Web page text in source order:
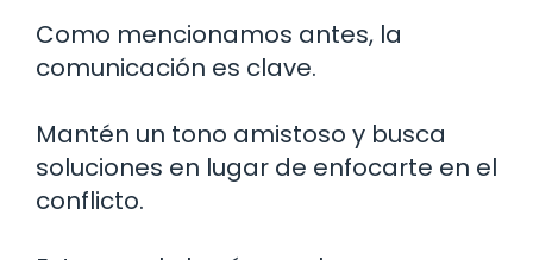
Como mencionamos antes, la
comunicación es clave.
Mantén un tono amistoso y busca
soluciones en lugar de enfocarte en el
conflicto.